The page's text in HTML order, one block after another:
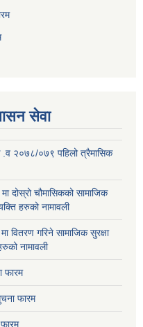
सेवा
.व २०७८/०७९ पहिलो त्रैमासिक
चौमासिकको सामाजिक
हरुको नामावली
वितरण गरिने सामाजिक सुरक्षा
नामावली
फारम
फारम